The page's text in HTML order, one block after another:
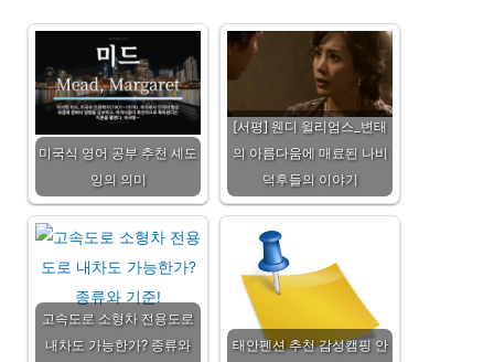
미국식 영어 공부 추천 셰도
잉의 의미
[서평] 웬디 윌리엄스_변태
의 아름다움에 매료된 나비
덕후들의 이야기
고속도로 소형차 전용도로
내차도 가능한가? 종류와
태안펜션 추천 감성캠핑 안